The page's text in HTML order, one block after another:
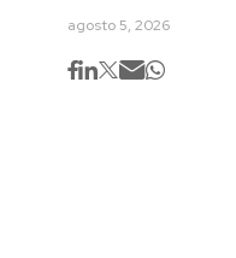
agosto 5, 2026